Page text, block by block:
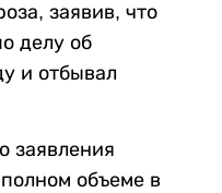
заявив, что
делу об
и отбывал
заявления
объеме в